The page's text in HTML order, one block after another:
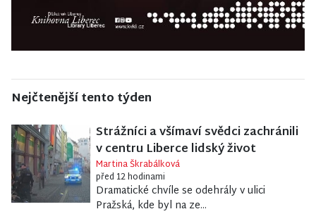
Nejčtenější tento týden
Strážníci a všímaví svědci zachránili
v centru Liberce lidský život
Martina Škrabálková
před 12 hodinami
Dramatické chvíle se odehrály v ulici
Pražská, kde byl na ze...